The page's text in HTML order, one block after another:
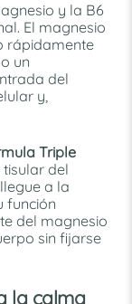
y la B6
El magnesio
rápidamente
un
del
y,
Triple
del
a la
función
del magnesio
sin fijarse
la calma